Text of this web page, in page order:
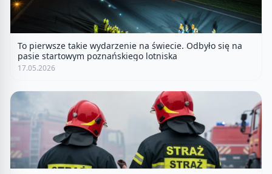
To pierwsze takie wydarzenie na świecie. Odbyło się na
pasie startowym poznańskiego lotniska
17.05.2026